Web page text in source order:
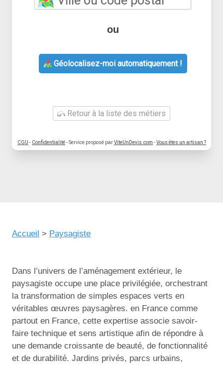
ou
Géolocalisez-moi automatiquement !
Retour à la liste des métiers
CGU - Confidentialité- Service proposé parViteUnDevis.com -Vous êtes un artisan ?
Accueil > Paysagiste
Dans l’univers de l’aménagement extérieur, le
paysagiste occupe une place privilégiée, orchestrant
la transformation de simples espaces verts en
véritables œuvres paysagères. en France comme
partout en France, cette expertise associe savoir-
faire technique et sens artistique afin de répondre à
une demande croissante de beauté, de fonctionnalité
et de durabilité. Jardins privés, parcs urbains,